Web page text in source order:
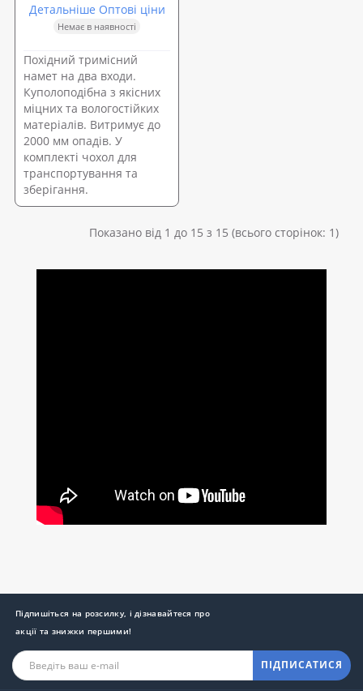
Детальніше Оптові ціни
Немає в наявності
Похідний тримісний
намет на два входи.
Куполоподібна з якісних
міцних та вологостійких
матеріалів. Витримує до
2000 мм опадів. У
комплекті чохол для
транспортування та
зберігання.
Показано від 1 до 15 з 15 (всього сторінок: 1)
Підпишіться на розсилку, і дізнавайтеся про
акції та знижки першими!
ПІДПИСАТИСЯ